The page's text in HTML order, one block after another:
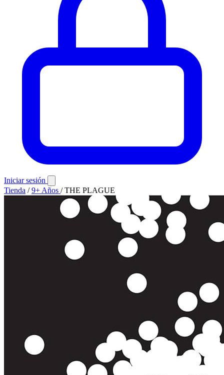
Iniciar sesión
Tienda / 9+ Años / THE PLAGUE